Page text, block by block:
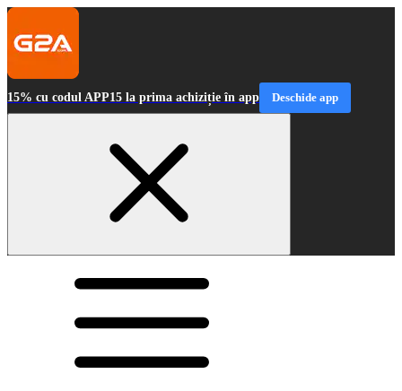
15% cu codul APP15 la prima achiziție în app Deschide app